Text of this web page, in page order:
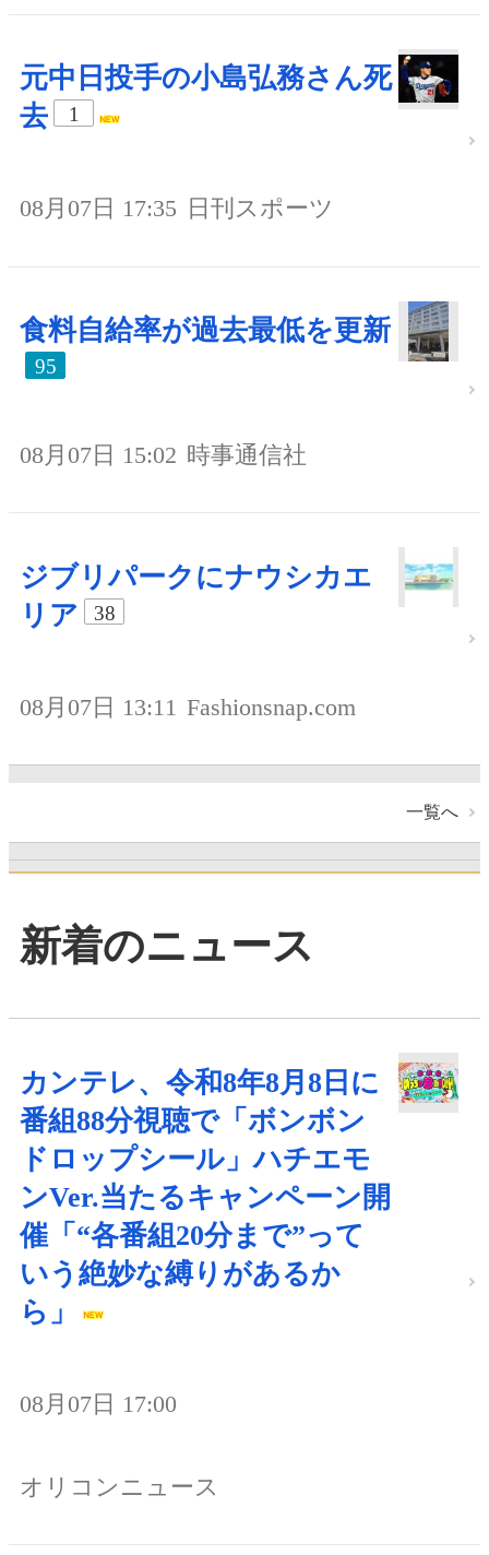
元中日投手の小島弘務さん死
去
1
08月07日 17:35 日刊スポーツ
食料自給率が過去最低を更新
95
08月07日 15:02 時事通信社
ジブリパークにナウシカエ
リア
38
08月07日 13:11 Fashionsnap.com
一覧へ
新着のニュース
カンテレ、令和8年8月8日に
番組88分視聴で「ボンボン
ドロップシール」ハチエモ
ンVer.当たるキャンペーン開
催「“各番組20分まで”って
いう絶妙な縛りがあるか
ら」
08月07日 17:00
オリコンニュース